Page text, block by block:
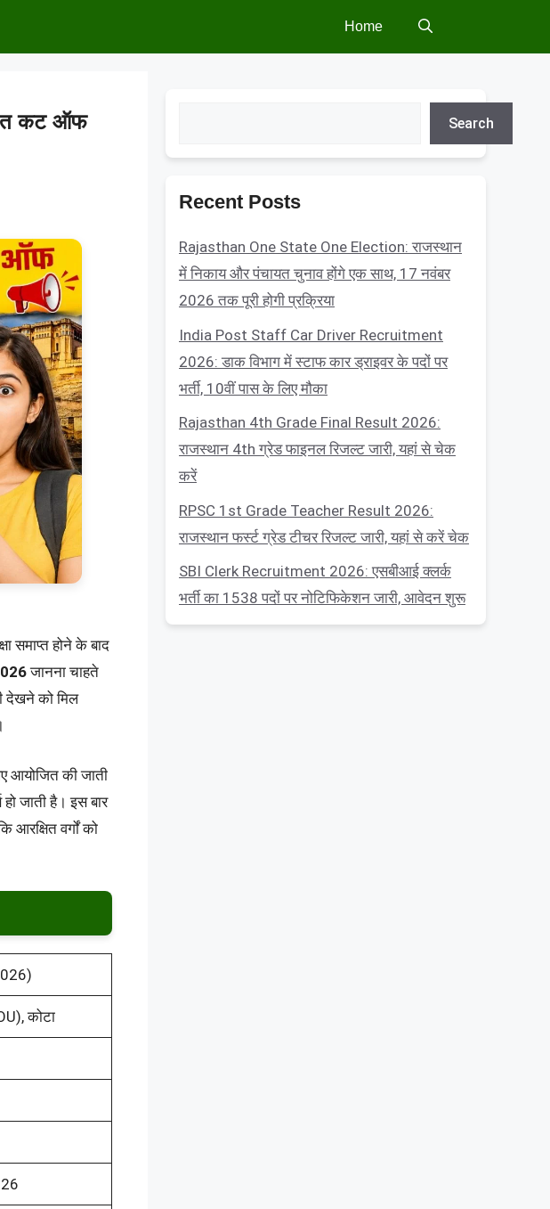
Home
कट ऑफ
समाप्त होने के बाद
जानना चाहते
देखने को मिल
आयोजित की जाती
जाती है। इस बार
आरक्षित वर्गों को
कोटा
Search
Recent Posts
Rajasthan One State One Election: राजस्थान
में निकाय और पंचायत चुनाव होंगे एक साथ, 17 नवंबर
2026 तक पूरी होगी प्रक्रिया
India Post Staff Car Driver Recruitment
2026: डाक विभाग में स्टाफ कार ड्राइवर के पदों पर
भर्ती, 10वीं पास के लिए मौका
Rajasthan 4th Grade Final Result 2026:
राजस्थान 4th ग्रेड फाइनल रिजल्ट जारी, यहां से चेक
करें
RPSC 1st Grade Teacher Result 2026:
राजस्थान फर्स्ट ग्रेड टीचर रिजल्ट जारी, यहां से करें चेक
SBI Clerk Recruitment 2026: एसबीआई क्लर्क
भर्ती का 1538 पदों पर नोटिफिकेशन जारी, आवेदन शुरू